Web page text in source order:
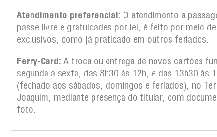
Atendimento preferencial: O atendimento a
passe livre e gratuidades por lei, é feito por meio
exclusivos, como já praticado em outros
Ferry-Card: A troca ou entrega de novos cartões
segunda a sexta, das 8h30 às 12h, e das 13h30 às
(fechado aos sábados, domingos e feriados), no
Joaquim, mediante presença do titular, com
foto.